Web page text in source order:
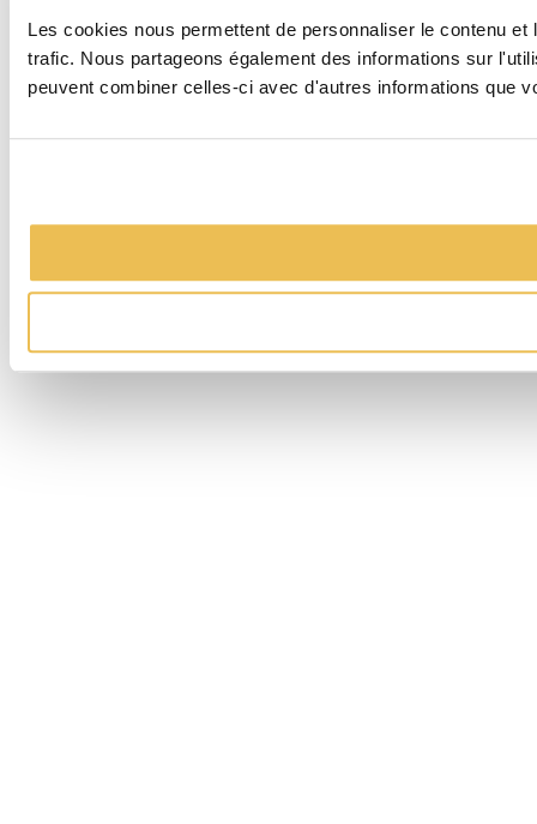
Les cookies nous permettent de personnaliser le contenu
trafic. Nous partageons également des informations sur
peuvent combiner celles-ci avec d'autres informations que